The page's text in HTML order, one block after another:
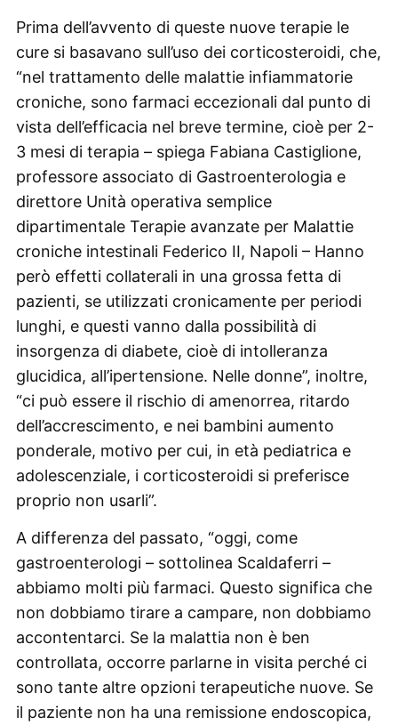
Prima dell’avvento di queste nuove terapie le
cure si basavano sull’uso dei corticosteroidi, che,
“nel trattamento delle malattie infiammatorie
croniche, sono farmaci eccezionali dal punto di
vista dell’efficacia nel breve termine, cioè per 2-
3 mesi di terapia – spiega Fabiana Castiglione,
professore associato di Gastroenterologia e
direttore Unità operativa semplice
dipartimentale Terapie avanzate per Malattie
croniche intestinali Federico II, Napoli – Hanno
però effetti collaterali in una grossa fetta di
pazienti, se utilizzati cronicamente per periodi
lunghi, e questi vanno dalla possibilità di
insorgenza di diabete, cioè di intolleranza
glucidica, all’ipertensione. Nelle donne”, inoltre,
“ci può essere il rischio di amenorrea, ritardo
dell’accrescimento, e nei bambini aumento
ponderale, motivo per cui, in età pediatrica e
adolescenziale, i corticosteroidi si preferisce
proprio non usarli”.
A differenza del passato, “oggi, come
gastroenterologi – sottolinea Scaldaferri –
abbiamo molti più farmaci. Questo significa che
non dobbiamo tirare a campare, non dobbiamo
accontentarci. Se la malattia non è ben
controllata, occorre parlarne in visita perché ci
sono tante altre opzioni terapeutiche nuove. Se
il paziente non ha una remissione endoscopica,